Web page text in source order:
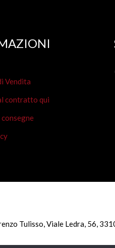
Vendita
contratto qui
Tulisso, Viale Ledra, 56,